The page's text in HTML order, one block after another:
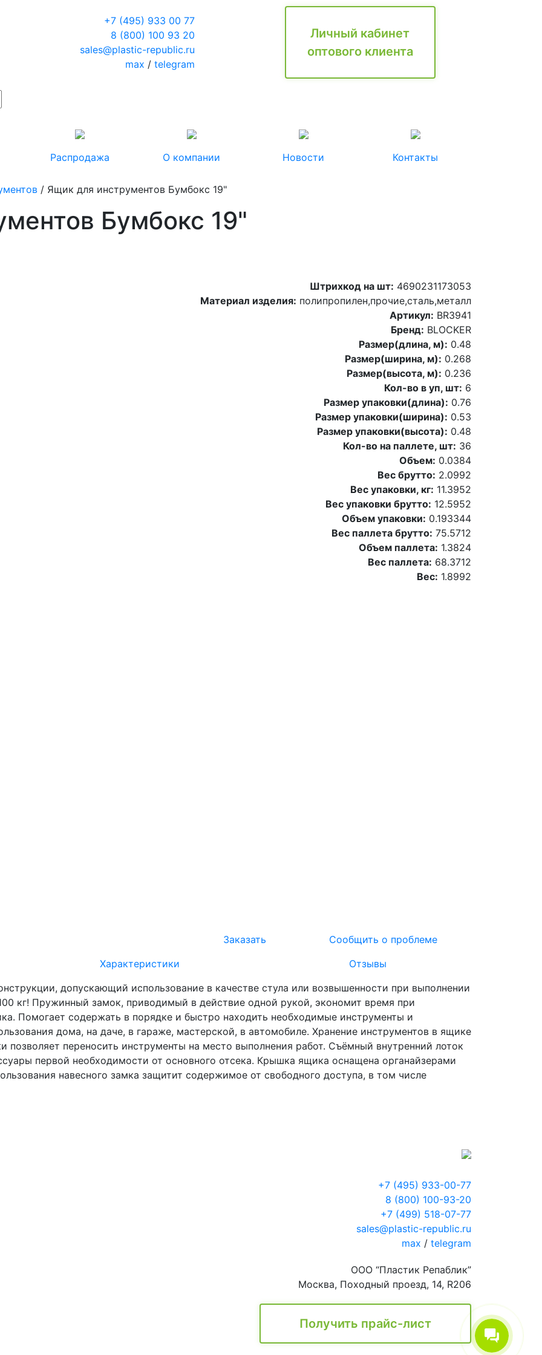
+7 (495) 933 00 77
8 (800) 100 93 20
sales@plastic-republic.ru
max / telegram
Личный кабинет
оптового клиента
Распродажа О компании Новости Контакты
/ Ящик для инструментов Бумбокс 19"
Бумбокс 19"
Штрихкод на шт: 4690231173053
Материал изделия: полипропилен,прочие,сталь,металл
Артикул: BR3941
Бренд: BLOCKER
Размер(длина, м): 0.48
Размер(ширина, м): 0.268
Размер(высота, м): 0.236
Кол-во в уп, шт: 6
Размер упаковки(длина): 0.76
Размер упаковки(ширина): 0.53
Размер упаковки(высота): 0.48
Кол-во на паллете, шт: 36
Объем: 0.0384
Вес брутто: 2.0992
Вес упаковки, кг: 11.3952
Вес упаковки брутто: 12.5952
Объем упаковки: 0.193344
Вес паллета брутто: 75.5712
Объем паллета: 1.3824
Вес паллета: 68.3712
Вес: 1.8992
Заказать
Сообщить о проблеме
Характеристики
Отзывы
допускающий использование в качестве стула или возвышенности при выполнении
кг! Пружинный замок, приводимый в действие одной рукой, экономит время при
Помогает содержать в порядке и быстро находить необходимые инструменты и
дома, на даче, в гараже, мастерской, в автомобиле. Хранение инструментов в ящике
позволяет переносить инструменты на место выполнения работ. Съёмный внутренний лоток
первой необходимости от основного отсека. Крышка ящика оснащена органайзерами
навесного замка защитит содержимое от свободного доступа, в том числе
+7 (495) 933-00-77
8 (800) 100-93-20
+7 (499) 518-07-77
sales@plastic-republic.ru
max / telegram
ООО “Пластик Репаблик”
Москва, Походный проезд, 14, R206
Получить прайс-лист